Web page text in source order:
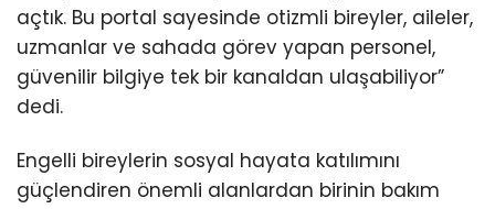
açtık. Bu portal sayesinde otizmli bireyler, aileler,
uzmanlar ve sahada görev yapan personel,
güvenilir bilgiye tek bir kanaldan ulaşabiliyor”
dedi.
Engelli bireylerin sosyal hayata katılımını
güçlendiren önemli alanlardan birinin bakım